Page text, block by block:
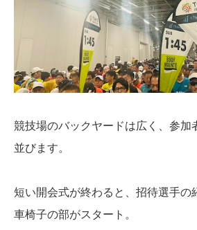
競技場のバックヤードは広く、参加
並びます。
短い開会式が終わると、招待選手の
車椅子の部がスタート。